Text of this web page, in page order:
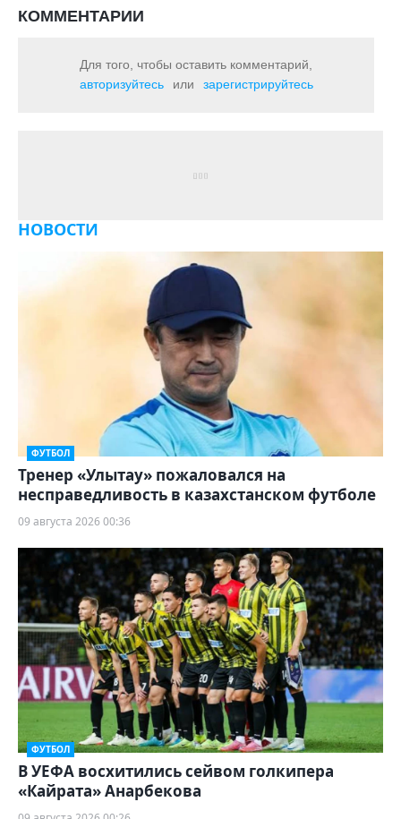
КОММЕНТАРИИ
Для того, чтобы оставить комментарий,
авторизуйтесь
или зарегистрируйтесь
НОВОСТИ
ФУТБОЛ
Тренер «Улытау» пожаловался на
несправедливость в казахстанском футболе
09 августа 2026 00:36
ФУТБОЛ
В УЕФА восхитились сейвом голкипера
«Кайрата» Анарбекова